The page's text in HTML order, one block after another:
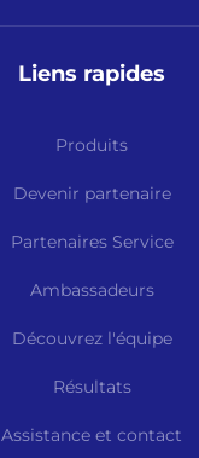
Liens rapides
Produits
Devenir partenaire
Partenaires Service
Ambassadeurs
Découvrez l'équipe
Résultats
Assistance et contact